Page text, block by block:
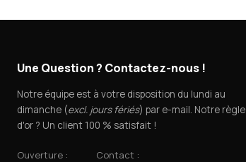
Une Question ? Contactez-nous !
Notre équipe est à votre disposition du lundi au
dimanche (excl. jours fériés) par e-mail. Notre règle
d'or ? Un client 100 % satisfait !
Ouverture : Contact :